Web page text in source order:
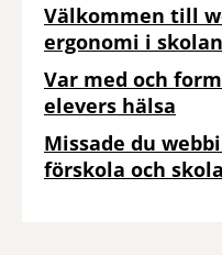
Välkommen till
ergonomi i skolan
Var med och
elevers hälsa
Missade du
förskola och